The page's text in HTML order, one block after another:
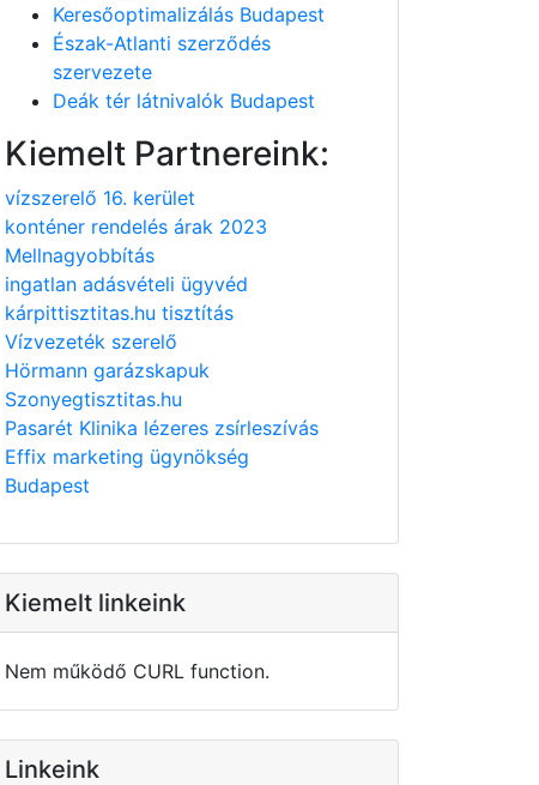
Keresőoptimalizálás Budapest
Észak-Atlanti szerződés
szervezete
Deák tér látnivalók Budapest
Kiemelt Partnereink:
vízszerelő 16. kerület
konténer rendelés árak 2023
Mellnagyobbítás
ingatlan adásvételi ügyvéd
kárpittisztitas.hu tisztítás
Vízvezeték szerelő
Hörmann garázskapuk
Szonyegtisztitas.hu
Pasarét Klinika lézeres zsírleszívás
Effix marketing ügynökség
Budapest
Kiemelt linkeink
Nem működő CURL function.
Linkeink